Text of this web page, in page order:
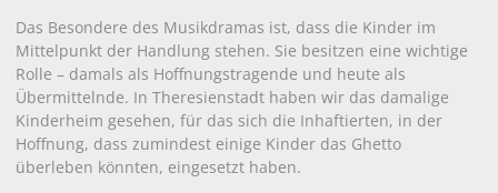
Das Besondere des Musikdramas ist, dass die Kinder im
Mittelpunkt der Handlung stehen. Sie besitzen eine wichtige
Rolle – damals als Hoffnungstragende und heute als
Übermittelnde. In Theresienstadt haben wir das damalige
Kinderheim gesehen, für das sich die Inhaftierten, in der
Hoffnung, dass zumindest einige Kinder das Ghetto
überleben könnten, eingesetzt haben.